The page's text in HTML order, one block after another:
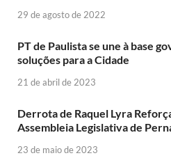
29 de agosto de 2022
PT de Paulista se une à base
soluções para a Cidade
21 de abril de 2023
Derrota de Raquel Lyra
Assembleia Legislativa de
23 de maio de 2023